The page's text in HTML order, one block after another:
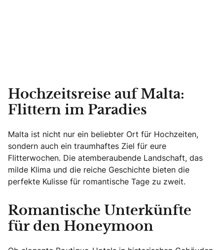
Hochzeitsreise auf Malta:
Flittern im Paradies
Malta ist nicht nur ein beliebter Ort für Hochzeiten,
sondern auch ein traumhaftes Ziel für eure
Flitterwochen. Die atemberaubende Landschaft, das
milde Klima und die reiche Geschichte bieten die
perfekte Kulisse für romantische Tage zu zweit.
Romantische Unterkünfte
für den Honeymoon